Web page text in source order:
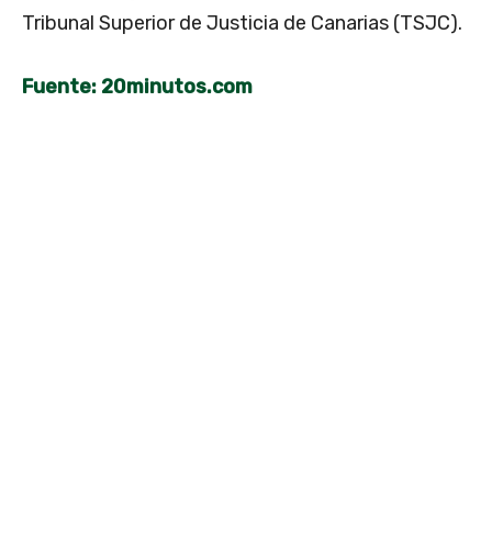
Tribunal Superior de Justicia de Canarias (TSJC).
Fuente: 20minutos.com